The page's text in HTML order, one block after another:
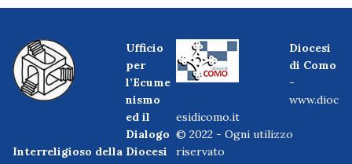
Ufficio
per
l’Ecume
nismo
ed il
Dialogo
Interreligioso della Diocesi
Diocesi
di Como
-
www.dioc
esidicomo.it
© 2022 - Ogni utilizzo
riservato